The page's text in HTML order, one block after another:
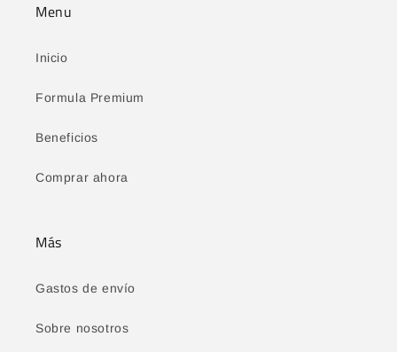
Menu
Inicio
Formula Premium
Beneficios
Comprar ahora
Más
Gastos de envío
Sobre nosotros